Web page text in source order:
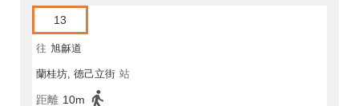
13
往 旭龢道
蘭桂坊, 德己立街 站
距離 10m